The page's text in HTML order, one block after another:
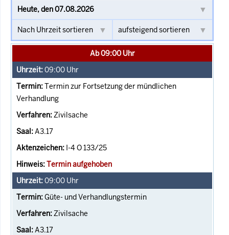
Ab 09:00 Uhr
09:00 Uhr
Termin zur Fortsetzung der mündlichen
Verhandlung
Zivilsache
A3.17
I-4 O 133/25
Termin aufgehoben
09:00 Uhr
Güte- und Verhandlungstermin
Zivilsache
A3.17